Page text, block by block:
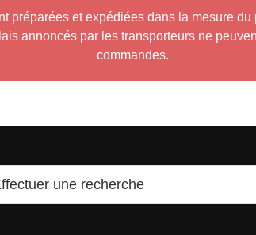
préparées et expédiées dans la mesure
annoncés par les transporteurs ne
commandes.
une recherche